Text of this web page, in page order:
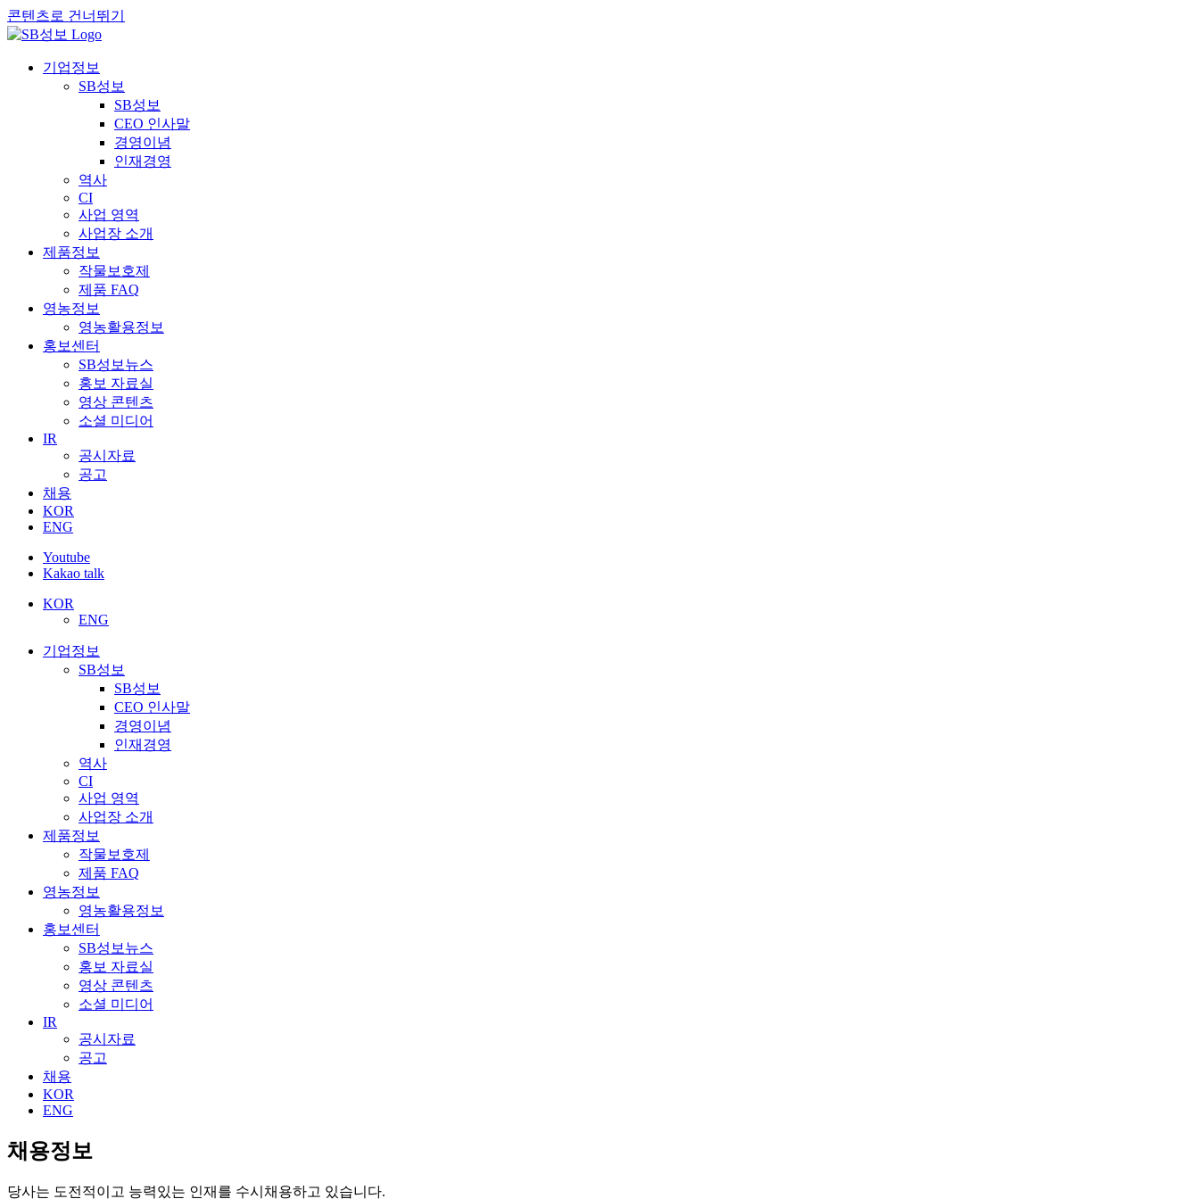
콘텐츠로 건너뛰기
기업정보
SB성보
SB성보
CEO 인사말
경영이념
인재경영
역사
CI
사업 영역
사업장 소개
제품정보
작물보호제
제품 FAQ
영농정보
영농활용정보
홍보센터
SB성보뉴스
홍보 자료실
영상 콘텐츠
소셜 미디어
IR
공시자료
공고
채용
KOR
ENG
Youtube
Kakao talk
KOR
ENG
기업정보
SB성보
SB성보
CEO 인사말
경영이념
인재경영
역사
CI
사업 영역
사업장 소개
제품정보
작물보호제
제품 FAQ
영농정보
영농활용정보
홍보센터
SB성보뉴스
홍보 자료실
영상 콘텐츠
소셜 미디어
IR
공시자료
공고
채용
KOR
ENG
채용정보
당사는 도전적이고 능력있는 인재를 수시채용하고 있습니다.